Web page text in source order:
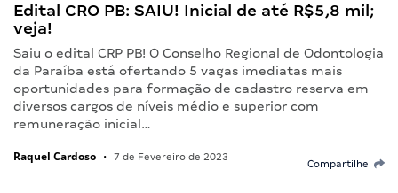
Edital CRO PB: SAIU! Inicial de até R$5,8 mil;
veja!
Saiu o edital CRP PB! O Conselho Regional de Odontologia
da Paraíba está ofertando 5 vagas imediatas mais
oportunidades para formação de cadastro reserva em
diversos cargos de níveis médio e superior com
remuneração inicial…
Raquel Cardoso • 7 de Fevereiro de 2023
Compartilhe